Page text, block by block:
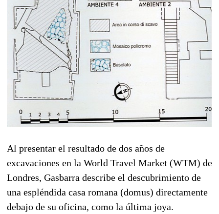
Al presentar el resultado de dos años de
excavaciones en la World Travel Market (WTM) de
Londres, Gasbarra describe el descubrimiento de
una espléndida casa romana (domus) directamente
debajo de su oficina, como la última joya.